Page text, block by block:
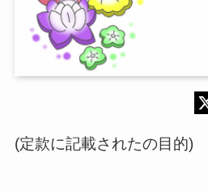
(定款に記載されたの目的)